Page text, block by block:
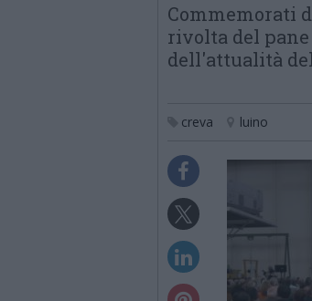
Commemorati
rivolta del
dell'attualità
creva luino